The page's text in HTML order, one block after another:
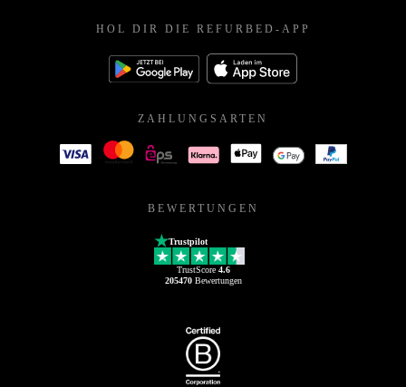
HOL DIR DIE REFURBED-APP
ZAHLUNGSARTEN
BEWERTUNGEN
Trustpilot
TrustScore 4.6
205470Bewertungen